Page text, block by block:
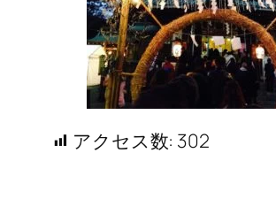
アクセス数: 302